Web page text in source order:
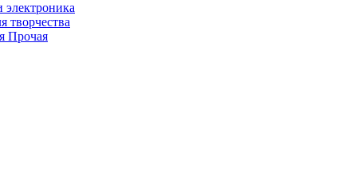
творчества
Прочая